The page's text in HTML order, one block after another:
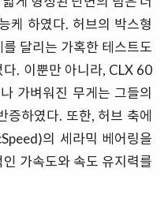
케 하였다. 허브의 박스형
달리는 가혹한 테스트도
. 이뿐만 아니라, CLX 60
가벼워진 무게는 그들의
증하였다. 또한, 허브 축에
의 세라믹 베어링을
가속도와 속도 유지력를